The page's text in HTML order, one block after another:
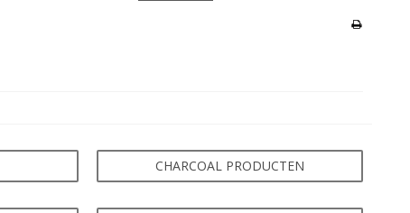
CHARCOAL PRODUCTEN